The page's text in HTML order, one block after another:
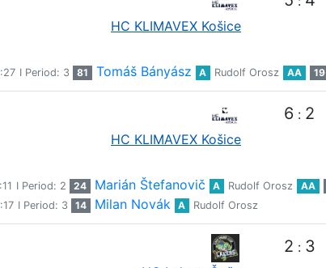
HC KLIMAVEX Košice
I Period: 3 81 Tomáš Bányász A Rudolf Orosz AA 19
HC KLIMAVEX Košice
6 : 2
I Period: 2 24 Marián Štefanovič A Rudolf Orosz AA
I Period: 3 14 Milan Novák A Rudolf Orosz
2 : 3